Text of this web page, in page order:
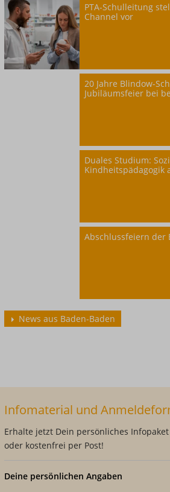
PTA-Schulleitung
Channel vor
20 Jahre Blindow-
Jubiläumsfeier bei
Duales Studium:
Kindheitspädagogik
Abschlussfeiern der
News aus Baden-Baden
Infomaterial und
Erhalte jetzt Dein persönliches
oder kostenfrei per Post!
Deine persönlichen Angaben